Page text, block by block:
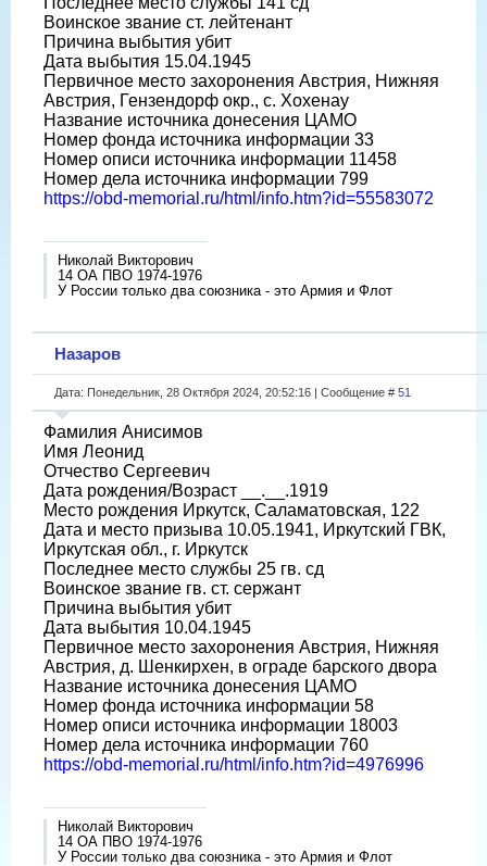
Воинское звание ст. лейтенант
Причина выбытия убит
Дата выбытия 15.04.1945
Первичное место захоронения Австрия, Нижняя
Австрия, Гензендорф окр., с. Хохенау
Название источника донесения ЦАМО
Номер фонда источника информации 33
Номер описи источника информации 11458
Номер дела источника информации 799
https://obd-memorial.ru/html/info.htm?id=55583072
Николай Викторович
14 ОА ПВО 1974-1976
У России только два союзника - это Армия и Флот
Назаров
Дата: Понедельник, 28 Октября 2024, 20:52:16 | Сообщение # 51
Фамилия Анисимов
Имя Леонид
Отчество Сергеевич
Дата рождения/Возраст __.__.1919
Место рождения Иркутск, Саламатовская, 122
Дата и место призыва 10.05.1941, Иркутский ГВК,
Иркутская обл., г. Иркутск
Последнее место службы 25 гв. сд
Воинское звание гв. ст. сержант
Причина выбытия убит
Дата выбытия 10.04.1945
Первичное место захоронения Австрия, Нижняя
Австрия, д. Шенкирхен, в ограде барского двора
Название источника донесения ЦАМО
Номер фонда источника информации 58
Номер описи источника информации 18003
Номер дела источника информации 760
https://obd-memorial.ru/html/info.htm?id=4976996
Николай Викторович
14 ОА ПВО 1974-1976
У России только два союзника - это Армия и Флот